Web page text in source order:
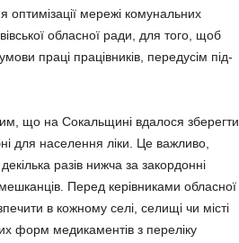
мережі комунальних
обласної ради, для того, щоб
праці працівників, передусім під­
що на Сокальщині вдалося зберегти
для населення ліки. Це важливо,
разів нижча за закордонні
Перед керівниками обласної
в кожному селі, селищі чи місті
форм медикаментів з переліку